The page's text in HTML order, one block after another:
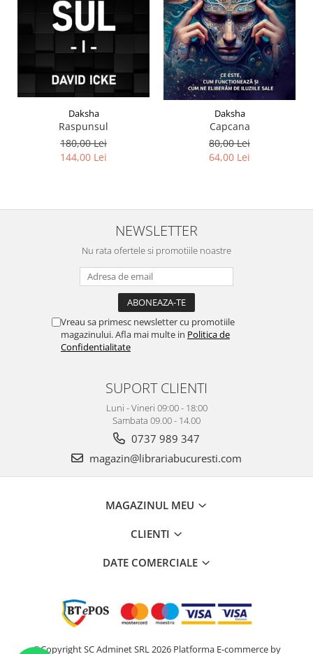
Daksha
Raspunsul
180,00 Lei
144,00 Lei
Daksha
Capcana
80,00 Lei
64,00 Lei
NEWSLETTER
Nu rata ofertele si promotiile noastre
Vreau sa primesc newsletter cu promotiile
magazinului. Afla mai multe in Politica de
Confidentialitate
SUPORT CLIENTI
Luni - Vineri 09:00 - 18:00
Sambata 09.00 - 14.00
0737 989 347
magazin@librariabucuresti.com
MAGAZINUL MEU
CLIENTI
DATE COMERCIALE
©Copyright SC Adminet SRL 2026 Platforma E-commerce by